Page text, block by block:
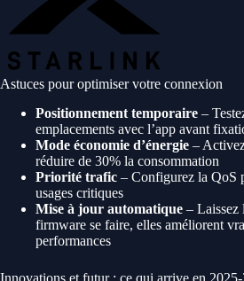
Astuces pour optimiser votre connexion
Positionnement temporaire –
emplacements avec l’app avant
Mode économie d’énergie –
réduire de 30% la consommation
Priorité trafic – Configurez la QoS
usages critiques
Mise à jour automatique – Laissez
firmware se faire, elles améliorent
performances
Innovations et futur : ce qui arrive en